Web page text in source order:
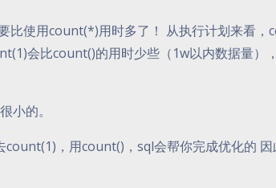
比使用count(*)用时多了！ 从执行计划来看，
会比count()的用时少些（1w以内数据量）
小的。
，用count()，sql会帮你完成优化的 因